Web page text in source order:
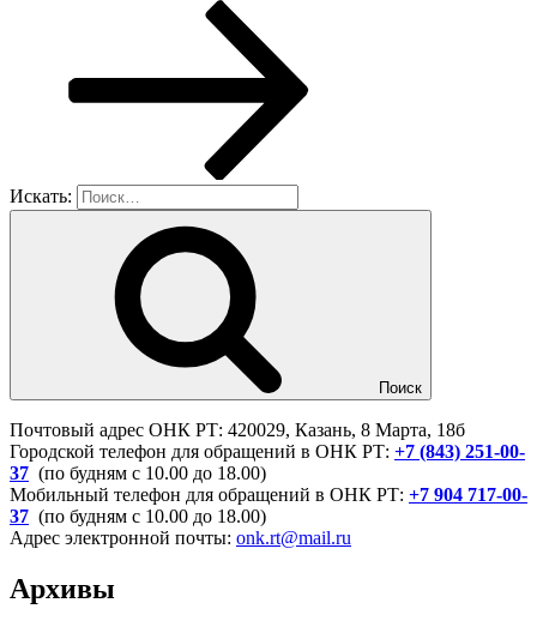
Искать:
Поиск
Почтовый адрес ОНК РТ: 420029, Казань, 8 Марта, 18б
Городской телефон для обращений в ОНК РТ: +7 (843) 251-00-
37 (по будням с 10.00 до 18.00)
Мобильный телефон для обращений в ОНК РТ: +7 904 717-00-
37 (по будням с 10.00 до 18.00)
Адрес электронной почты: onk.rt@mail.ru
Архивы